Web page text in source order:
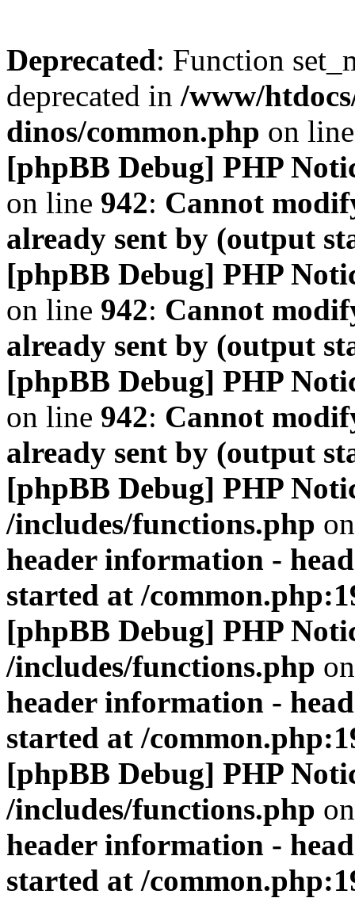
Deprecated: Function
deprecated in /www/
dinos/common.php on
[phpBB Debug] PHP
on line 942: Cannot
already sent by (output
[phpBB Debug] PHP
on line 942: Cannot
already sent by (output
[phpBB Debug] PHP
on line 942: Cannot
already sent by (output
[phpBB Debug] PHP
/includes/functions.php
header information -
started at /
[phpBB Debug] PHP
/includes/functions.php
header information -
started at /
[phpBB Debug] PHP
/includes/functions.php
header information -
started at /